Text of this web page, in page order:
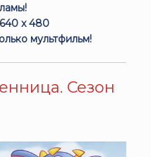
x 480
мультфильм!
Сезон